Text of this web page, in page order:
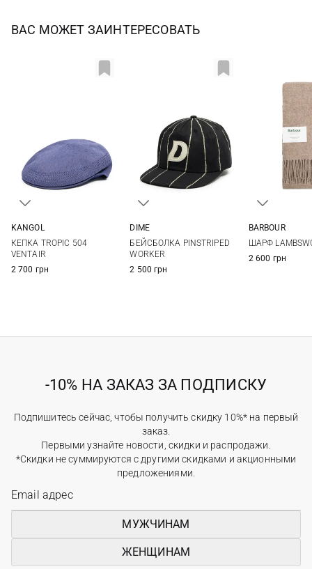
ВАС МОЖЕТ ЗАИНТЕРЕСОВАТЬ
KANGOL
КЕПКА TROPIC 504
VENTAIR
2 700 грн
DIME
БЕЙСБОЛКА PINSTRIPED
WORKER
2 500 грн
BARBOUR
ШАРФ
2 600 грн
-10% НА ЗАКАЗ ЗА ПОДПИСКУ
Подпишитесь сейчас, чтобы получить скидку 10%* на первый
заказ.
Первыми узнайте новости, скидки и распродажи.
*Скидки не суммируются с другими скидками и акционными
предложениями.
МУЖЧИНАМ
ЖЕНЩИНАМ